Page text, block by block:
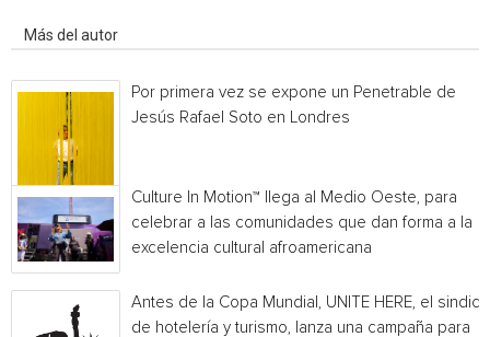
Más del autor
Por primera vez se expone un Penetrable de
Jesús Rafael Soto en Londres
Culture In Motion™ llega al Medio Oeste, para
celebrar a las comunidades que dan forma a la
excelencia cultural afroamericana
Antes de la Copa Mundial, UNITE HERE, el
de hotelería y turismo, lanza una campaña para